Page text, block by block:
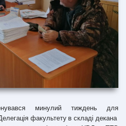
минулий тиждень для
факультету в складі декана